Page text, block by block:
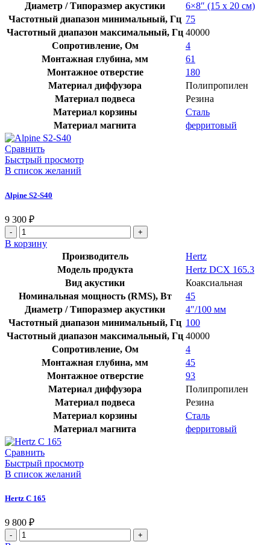
Диаметр / Типоразмер акустики
6×8″ (15 x 20 см)
Частотный диапазон минимальный, Гц 75
Частотный диапазон максимальный, Гц 40000
Сопротивление, Ом
4
Монтажная глубина, мм
61
Монтажное отверстие
180
Материал диффузора
Полипропилен
Материал подвеса
Резина
Материал корзины
Сталь
Материал магнита
ферритовый
Сравнить
Быстрый просмотр
В список желаний
Alpine S2-S40
9 300 ₽
Количество
товара
Alpine
В корзину
Производитель
Hertz
Модель продукта
Hertz DCX 165.3
Вид акустики
Коаксиальная
Номинальная мощность (RMS), Вт
45
Диаметр / Типоразмер акустики
4″/100 мм
Частотный диапазон минимальный, Гц 100
Частотный диапазон максимальный, Гц 40000
Сопротивление, Ом
4
Монтажная глубина, мм
45
Монтажное отверстие
93
Материал диффузора
Полипропилен
Материал подвеса
Резина
Материал корзины
Сталь
Материал магнита
ферритовый
Сравнить
Быстрый просмотр
В список желаний
Hertz C 165
9 800 ₽
Количество